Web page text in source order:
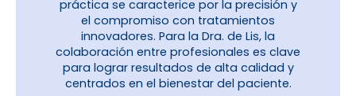
práctica se caracterice por la precisión y
el compromiso con tratamientos
innovadores. Para la Dra. de Lis, la
colaboración entre profesionales es clave
para lograr resultados de alta calidad y
centrados en el bienestar del paciente.